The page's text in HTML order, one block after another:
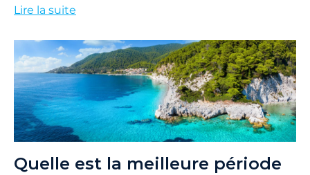
Lire la suite
Quelle est la meilleure période